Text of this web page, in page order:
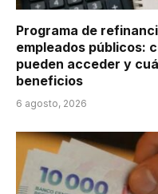
Programa de
empleados públicos:
pueden acceder y
beneficios
6 agosto, 2026